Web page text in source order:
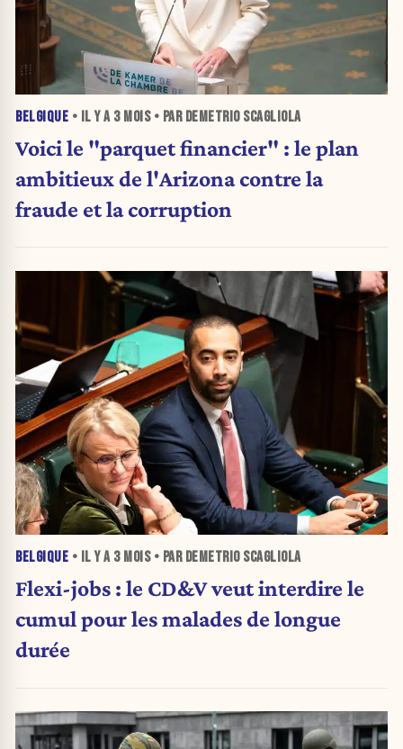
BELGIQUE • IL Y A 3 MOIS• PAR DEMETRIO SCAGLIOLA
Voici le "parquet financier" : le plan
ambitieux de l'Arizona contre la
fraude et la corruption
BELGIQUE • IL Y A 3 MOIS• PAR DEMETRIO SCAGLIOLA
Flexi-jobs : le CD&V veut interdire le
cumul pour les malades de longue
durée